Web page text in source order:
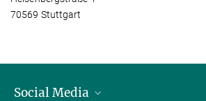
70569 Stuttgart
Social Media